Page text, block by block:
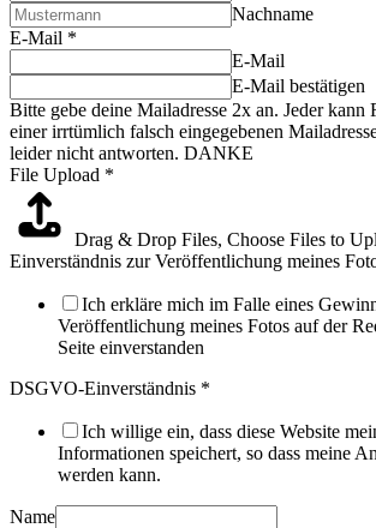
Nachname
E-Mail *
E-Mail
E-Mail bestätigen
Bitte gebe deine Mailadresse 2x an. Jeder kann
einer irrtümlich falsch eingegebenen
leider nicht antworten. DANKE
File Upload *
Drag & Drop Files, Choose Files to
Einverständnis zur Veröffentlichung meines
Ich erkläre mich im Falle eines
Veröffentlichung meines Fotos auf der
Seite einverstanden
DSGVO-Einverständnis *
Ich willige ein, dass diese Website
Informationen speichert, so dass meine
werden kann.
Name